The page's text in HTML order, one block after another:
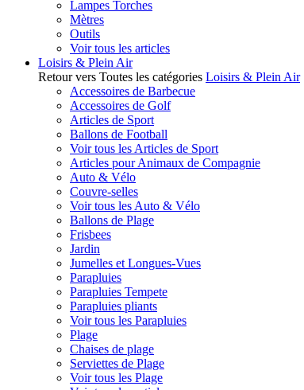
Lampes Torches
Mètres
Outils
Voir tous les articles
Loisirs & Plein Air
Retour vers Toutes les catégories Loisirs & Plein Air
Accessoires de Barbecue
Accessoires de Golf
Articles de Sport
Ballons de Football
Voir tous les Articles de Sport
Articles pour Animaux de Compagnie
Auto & Vélo
Couvre-selles
Voir tous les Auto & Vélo
Ballons de Plage
Frisbees
Jardin
Jumelles et Longues-Vues
Parapluies
Parapluies Tempete
Parapluies pliants
Voir tous les Parapluies
Plage
Chaises de plage
Serviettes de Plage
Voir tous les Plage